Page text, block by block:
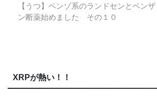
【うつ】ベンゾ系のランドセンとベンザ
ン断薬始めました その１０
XRPが熱い！！